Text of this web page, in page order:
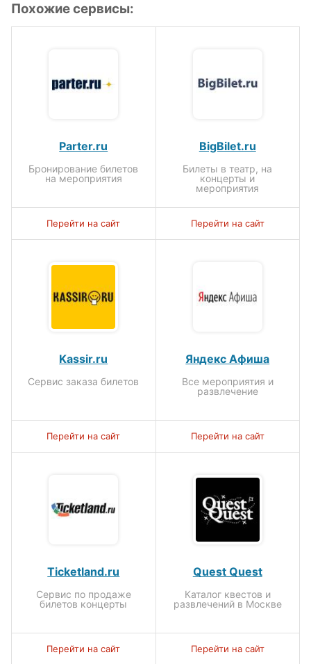
Похожие сервисы:
Parter.ru
Бронирование билетов
на мероприятия
Перейти на сайт
BigBilet.ru
Билеты в театр, на
концерты и
мероприятия
Перейти на сайт
Kassir.ru
Сервис заказа билетов
Перейти на сайт
Яндекс Афиша
Все мероприятия и
развлечение
Перейти на сайт
Ticketland.ru
Сервис по продаже
билетов концерты
Перейти на сайт
Quest Quest
Каталог квестов и
развлечений в Москве
Перейти на сайт